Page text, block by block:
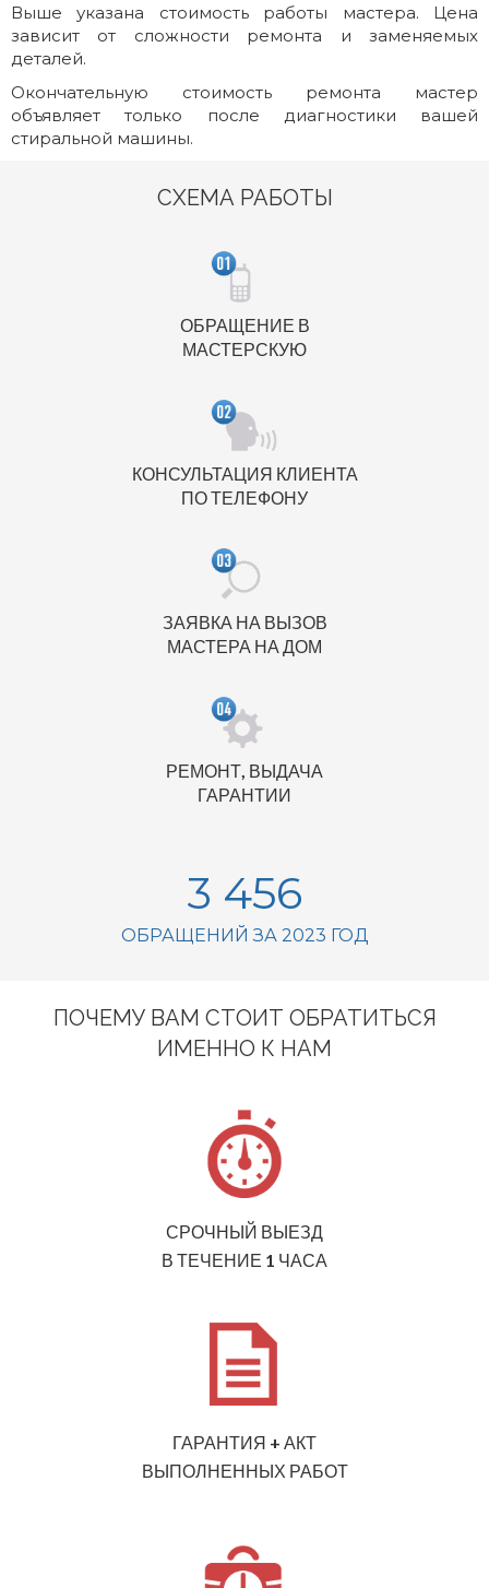
Выше указана стоимость работы мастера. Цена
зависит от сложности ремонта и заменяемых
деталей.
Окончательную стоимость ремонта мастер
объявляет только после диагностики вашей
стиральной машины.
СХЕМА РАБОТЫ
ОБРАЩЕНИЕ В
МАСТЕРСКУЮ
КОНСУЛЬТАЦИЯ КЛИЕНТА
ПО ТЕЛЕФОНУ
ЗАЯВКА НА ВЫЗОВ
МАСТЕРА НА ДОМ
РЕМОНТ, ВЫДАЧА
ГАРАНТИИ
3 456
ОБРАЩЕНИЙ ЗА 2023 ГОД
ПОЧЕМУ ВАМ СТОИТ ОБРАТИТЬСЯ
ИМЕННО К НАМ
СРОЧНЫЙ ВЫЕЗД
В ТЕЧЕНИЕ 1 ЧАСА
ГАРАНТИЯ + АКТ
ВЫПОЛНЕННЫХ РАБОТ